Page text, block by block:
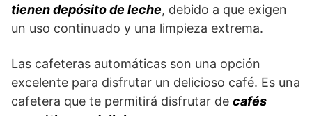
tienen depósito de leche, debido a que exigen
un uso continuado y una limpieza extrema.
Las cafeteras automáticas son una opción
excelente para disfrutar un delicioso café. Es una
cafetera que te permitirá disfrutar de cafés